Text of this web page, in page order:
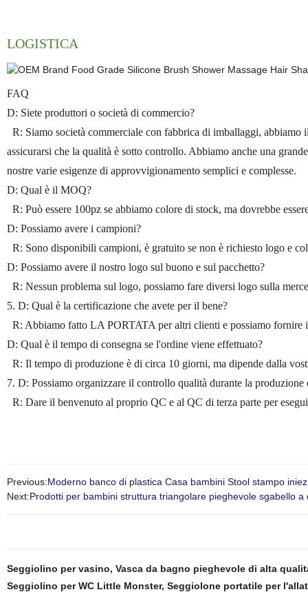
LOGISTICA
FAQ
D: Siete produttori o società di commercio?
R: Siamo società commerciale con fabbrica di imballaggi,
assicurarsi che la qualità è sotto controllo. Abbiamo anche una
nostre varie esigenze di approvvigionamento semplici e complesse.
D: Qual è il MOQ?
R: Può essere 100pz se abbiamo colore di stock, ma dovrebbe
D: Possiamo avere i campioni?
R: Sono disponibili campioni, è gratuito se non è richiesto logo e
D: Possiamo avere il nostro logo sul buono e sul pacchetto?
R: Nessun problema sul logo, possiamo fare diversi logo sulla
5. D: Qual è la certificazione che avete per il bene?
R: Abbiamo fatto LA PORTATA per altri clienti e possiamo
D: Qual è il tempo di consegna se l'ordine viene effettuato?
R: Il tempo di produzione è di circa 10 giorni, ma dipende dalla
7. D: Possiamo organizzare il controllo qualità durante la produzione
R: Dare il benvenuto al proprio QC e al QC di terza parte per
Previous:Moderno banco di plastica Casa bambini Stool stampo
Next:Prodotti per bambini struttura triangolare pieghevole sgabello
Seggiolino per vasino, Vasca da bagno pieghevole di alta
Seggiolino per WC Little Monster, Seggiolone portatile per